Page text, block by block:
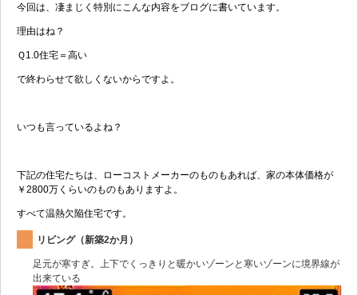
今回は、凄まじく特別にこんな内容をブログに書いています。
理由はね？
Ｑ1.0住宅＝高い
で終わらせて欲しくないからですよ。
いつも言っているよね？
下記の住宅たちは、ローコストメーカーのものもあれば、家の本体価格が
￥2800万くらいのものもありますよ。
すべて温熱欠陥住宅です。
リビング（新築2か月）
足元が寒すぎ。上下でくっきりと暖かいゾーンと寒いゾーンに境界線が
出来ている